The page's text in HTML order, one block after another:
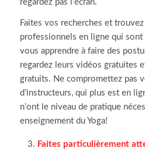
regardez pas l’écran.
Faites vos recherches et
professionnels en ligne qui sont
vous apprendre à faire des
regardez leurs vidéos gratuites
gratuits. Ne compromettez pas
d’instructeurs, qui plus est en
n’ont le niveau de pratique
enseignement du Yoga!
Faites particulièrement